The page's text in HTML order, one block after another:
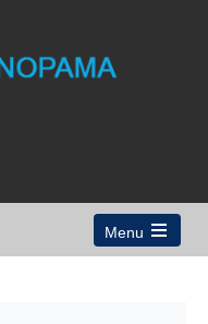
Menu
Open